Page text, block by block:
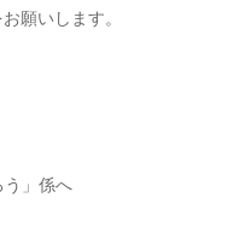
願いします。
う」係へ